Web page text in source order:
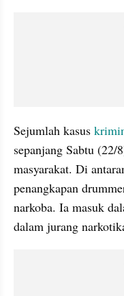
Sejumlah kasus
sepanjang Sabtu (22/
masyarakat. Di
penangkapan
narkoba. Ia masuk
dalam jurang